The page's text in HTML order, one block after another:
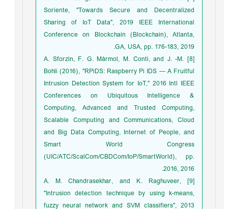
Soriente, "Towards Secure and Decentralized
Sharing of IoT Data", 2019 IEEE International
Conference on Blockchain (Blockchain), Atlanta,
GA, USA, pp. 176-183, 2019.
[8] A. Sforzin, F. G. Mármol, M. Conti, and J. -M.
Bohli (2016), "RPiDS: Raspberry Pi IDS — A Fruitful
Intrusion Detection System for IoT," 2016 Intl IEEE
Conferences on Ubiquitous Intelligence &
Computing, Advanced and Trusted Computing,
Scalable Computing and Communications, Cloud
and Big Data Computing, Internet of People, and
Smart World Congress
(UIC/ATC/ScalCom/CBDCom/IoP/SmartWorld), pp.
2016, 2016.
[9] A. M. Chandrasekhar, and K. Raghuveer,
"Intrusion detection technique by using k-means,
fuzzy neural network and SVM classifiers", 2013